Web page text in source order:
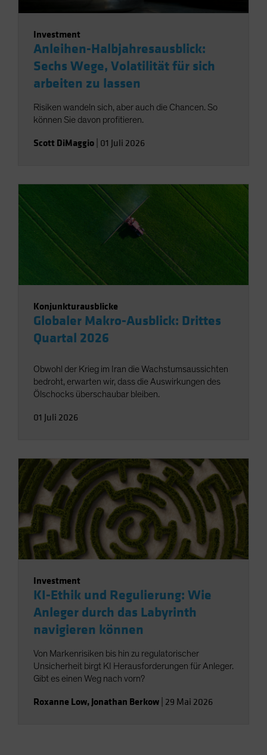
Investment
Anleihen-Halbjahresausblick:
Sechs Wege, Volatilität für sich
arbeiten zu lassen
Risiken wandeln sich, aber auch die Chancen. So
können Sie davon profitieren.
Scott DiMaggio 01 Juli 2026
Konjunkturausblicke
Globaler Makro-Ausblick: Drittes
Quartal 2026
Obwohl der Krieg im Iran die Wachstumsaussichten
bedroht, erwarten wir, dass die Auswirkungen des
Ölschocks überschaubar bleiben.
01 Juli 2026
Investment
KI-Ethik und Regulierung: Wie
Anleger durch das Labyrinth
navigieren können
Von Markenrisiken bis hin zu regulatorischer
Unsicherheit birgt KI Herausforderungen für Anleger.
Gibt es einen Weg nach vorn?
Roxanne Low,Jonathan Berkow 29 Mai 2026